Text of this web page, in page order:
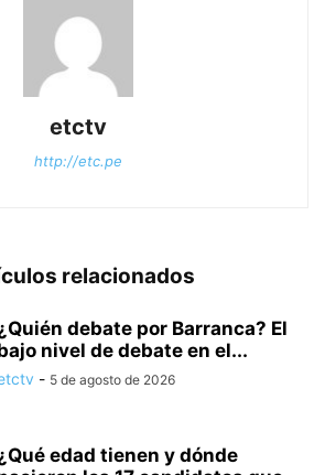
etctv
http://etc.pe
relacionados
debate por Barranca? El
nivel de debate en el...
- 5 de agosto de 2026
edad tienen y dónde